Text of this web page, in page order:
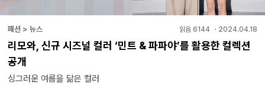
패션 > 뉴스 읽음 6144 ・ 2024.04.18
리모와, 신규 시즈널 컬러 ‘민트 & 파파야’를 활용한 컬렉션
공개
싱그러운 여름을 닮은 컬러